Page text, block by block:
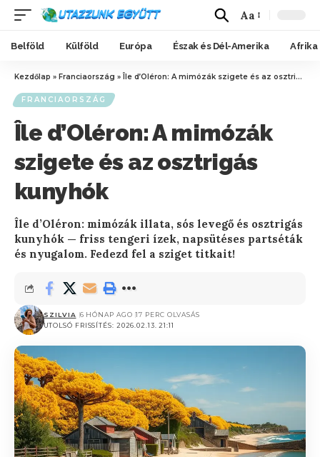
Aa
Belföld Külföld Európa Észak és Dél-Amerika Afrika
Kezdőlap » Franciaország »Île d’Oléron: A mimózák szigete és az osztrigás kunyhók
FRANCIAORSZÁG
Île d’Oléron: A mimózák
szigete és az osztrigás
kunyhók
Île d’Oléron: mimózák illata, sós levegő és osztrigás
kunyhók — friss tengeri ízek, napsütéses partséták
és nyugalom. Fedezd fel a sziget titkait!
UTOLSÓ FRISSÍTÉS: 2026.02.13. 21:11
SZILVIA 6 HÓNAP AGO 17 PERC OLVASÁS